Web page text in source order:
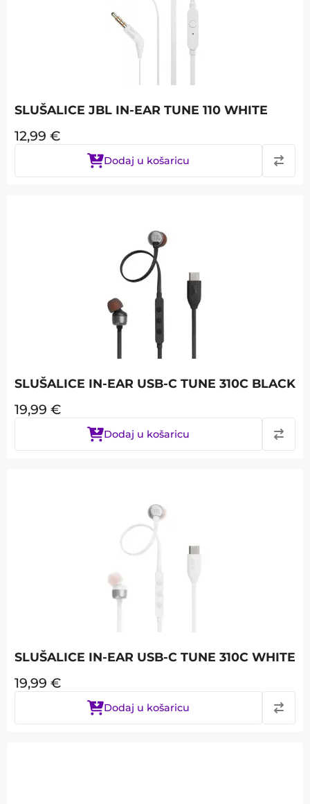
SLUŠALICE JBL IN-EAR TUNE 110 WHITE
12,99 €
Dodaj u košaricu
SLUŠALICE IN-EAR USB-C TUNE 310C BLACK
19,99 €
Dodaj u košaricu
SLUŠALICE IN-EAR USB-C TUNE 310C WHITE
19,99 €
Dodaj u košaricu